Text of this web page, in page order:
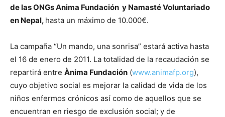
de las ONGs Anima Fundación y Namasté Voluntariado
en Nepal, hasta un máximo de 10.000€.
La campaña “Un mando, una sonrisa” estará activa hasta
el 16 de enero de 2011. La totalidad de la recaudación se
repartirá entre Ànima Fundación (www.animafp.org),
cuyo objetivo social es mejorar la calidad de vida de los
niños enfermos crónicos así como de aquellos que se
encuentran en riesgo de exclusión social; y de